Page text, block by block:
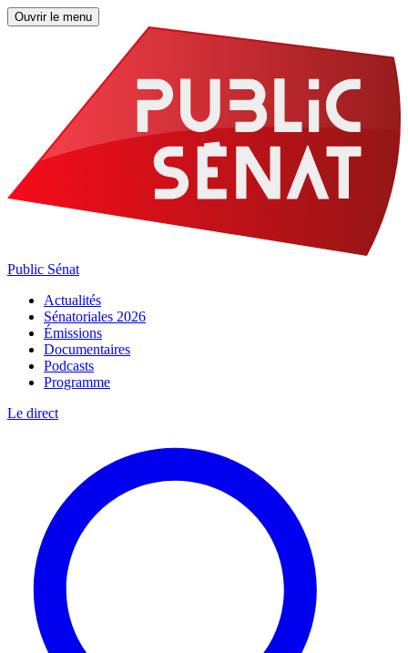
Ouvrir le menu
Public Sénat
Actualités
Sénatoriales 2026
Émissions
Documentaires
Podcasts
Programme
Le direct